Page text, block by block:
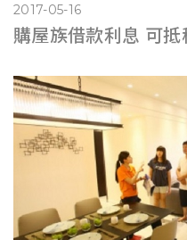
2017-05-16
購屋族借款利息 可抵